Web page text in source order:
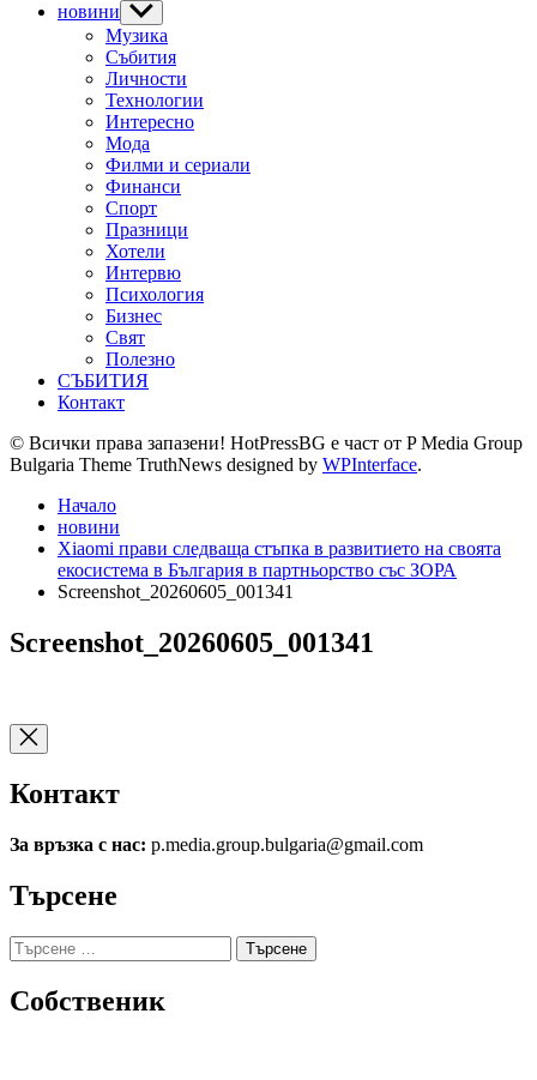
новини Show
sub
menu
Музика
Събития
Личности
Технологии
Интересно
Мода
Филми и сериали
Финанси
Спорт
Празници
Хотели
Интервю
Психология
Бизнес
Свят
Полезно
СЪБИТИЯ
Контакт
© Всички права запазени! HotPressBG е част от P Media Group
Bulgaria Theme TruthNews designed by WPInterface.
Начало
новини
Xiaomi прави следваща стъпка в развитието на своята
екосистема в България в партньорство със ЗОРА
Screenshot_20260605_001341
Screenshot_20260605_001341
Контакт
За връзка с нас: p.media.group.bulgaria@gmail.com
Търсене
Търсене
за:
Собственик